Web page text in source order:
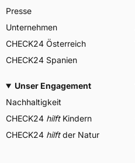
Presse
Unternehmen
CHECK24 Österreich
CHECK24 Spanien
Unser Engagement
Nachhaltigkeit
CHECK24 hilftKindern
CHECK24 hilftder Natur